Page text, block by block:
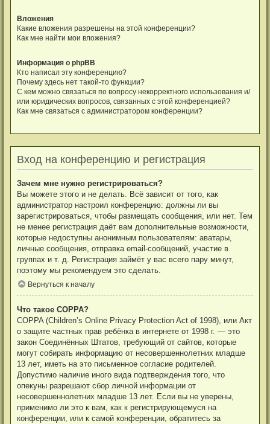
Вложения
Какие вложения разрешены на этой конференции?
Как мне найти мои вложения?
Информация о phpBB
Кто написал эту конференцию?
Почему здесь нет такой-то функции?
С кем можно связаться по вопросу некорректного использования и/
или юридических вопросов, связанных с этой конференцией?
Как мне связаться с администратором конференции?
Вход на конференцию и регистрация
Зачем мне нужно регистрироваться?
Вы можете этого и не делать. Всё зависит от того, как
администратор настроил конференцию: должны ли вы
зарегистрироваться, чтобы размещать сообщения, или нет. Тем
не менее регистрация даёт вам дополнительные возможности,
которые недоступны анонимным пользователям: аватары,
личные сообщения, отправка email-сообщений, участие в
группах и т. д. Регистрация займёт у вас всего пару минут,
поэтому мы рекомендуем это сделать.
Вернуться к началу
Что такое COPPA?
COPPA (Children’s Online Privacy Protection Act of 1998), или Акт
о защите частных прав ребёнка в интернете от 1998 г. — это
закон Соединённых Штатов, требующий от сайтов, которые
могут собирать информацию от несовершеннолетних младше
13 лет, иметь на это письменное согласие родителей.
Допустимо наличие иного вида подтверждения того, что
опекуны разрешают сбор личной информации от
несовершеннолетних младше 13 лет. Если вы не уверены,
применимо ли это к вам, как к регистрирующемуся на
конференции, или к самой конференции, обратитесь за